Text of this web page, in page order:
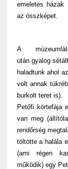
emeletes házak
az összképet.
A
után gyalog
haladtunk ahol
volt annak
burkolt teret is).
Petőfi körtefája
van meg
rendőrség
töltötte a halála
(ami régen
működik) egy